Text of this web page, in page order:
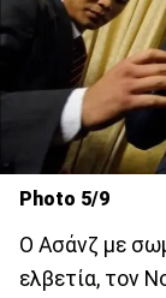
Photo 5/9
Ο Ασάνζ με
ελβετία, τον